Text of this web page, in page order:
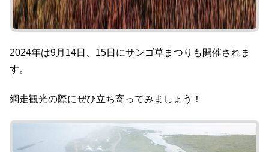
2024年は9月14日、15日にサンゴ草まつりも開催されま
す。
網走観光の際にぜひ立ち寄ってみましょう！